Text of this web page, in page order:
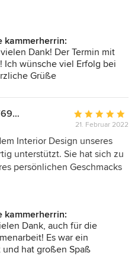
unsere Wünsche und Ideen
"eigenen Geschmack"
nach der Beratung stand
Frau Rohmeyer bei
engagieren und können
ist.
kammerherrin:
Dank! Der Termin mit
Ich wünsche viel Erfolg bei
Grüße
Houzz-Nutzer 572076970
Bewertung:
5
von
5
21. Februar 2022
Interior Design unseres
unterstützt. Sie hat sich zu
persönlichen Geschmacks
eigene Ideen in das
für den vermittelten
sehr dankbar. Wir
weiterempfehlen.
kammerherrin:
Dank, auch für die
Es war ein
hat großen Spaß